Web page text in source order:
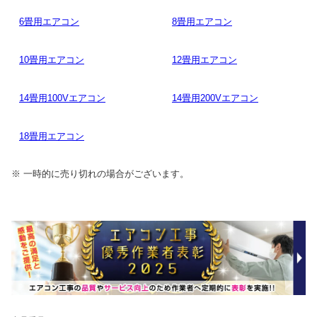
6畳用エアコン 8畳用エアコン
10畳用エアコン 12畳用エアコン
14畳用100Vエアコン 14畳用200Vエアコン
18畳用エアコン
※ 一時的に売り切れの場合がございます。